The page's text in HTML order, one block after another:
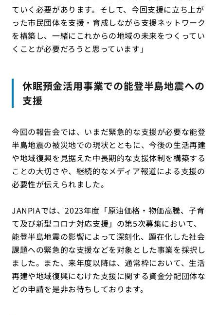
ていく必要があります。そして、今回支援に立ち上が
った市民団体を支援・育成しながら支援ネットワーク
を構築し、一緒にこれからの地域の未来をつくってい
くことが必要だろうと思っています」
休眠預金活用事業での能登半島地震への
支援
今回の報告会では、いまだ緊急的な支援が必要な能登
半島地震の被災地での現状とともに、今後の生活再建
や地域復興を見据えた中長期的な支援体制を構築する
ことの大切さや、継続的なメディア報道による支援の
必要性が伝えられました。
JANPIAでは、2023年度「原油価格・物価高騰、子育
て及び新型コロナ対応支援」の第5次募集において、
能登半島地震の影響によって深刻化、顕在化した社会
課題への緊急的な支援などを対象とした事業を採択し
ました。また、来年度以降は、通常枠において、生活
再建や地域復興にむけた支援に関する資金分配団体な
どの申請を是非お待ちしております。